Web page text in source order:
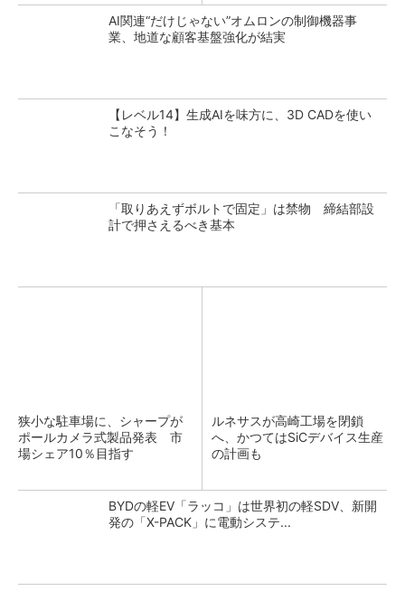
AI関連“だけじゃない”オムロンの制御機器事
業、地道な顧客基盤強化が結実
【レベル14】生成AIを味方に、3D CADを使い
こなそう！
「取りあえずボルトで固定」は禁物 締結部設
計で押さえるべき基本
狭小な駐車場に、シャープが
ポールカメラ式製品発表 市
場シェア10％目指す
ルネサスが高崎工場を閉鎖
へ、かつてはSiCデバイス生産
の計画も
BYDの軽EV「ラッコ」は世界初の軽SDV、新開
発の「X-PACK」に電動システ...